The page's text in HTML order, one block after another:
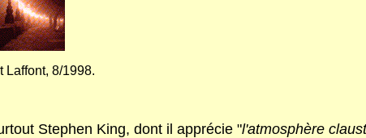
Laffont, 8/1998.
Stephen King, dont il apprécie "l'atmosphère